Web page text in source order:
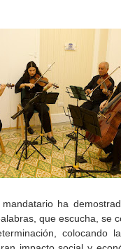
ha
que escucha, se
colocando